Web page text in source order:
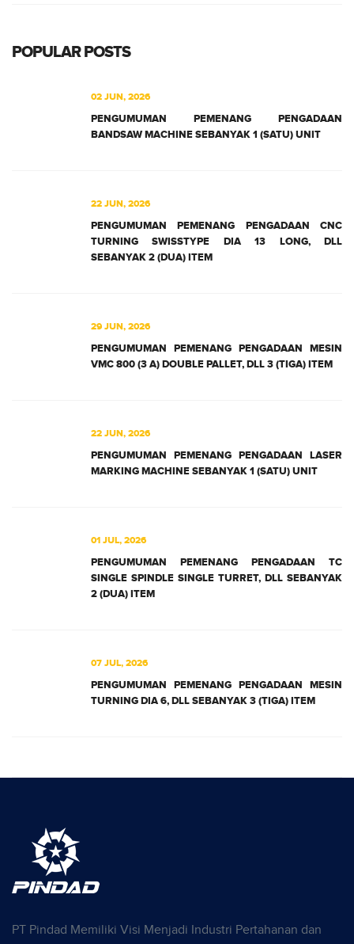
POPULAR POSTS
02 JUN, 2026
PENGUMUMAN PEMENANG PENGADAAN
BANDSAW MACHINE SEBANYAK 1 (SATU) UNIT
22 JUN, 2026
PENGUMUMAN PEMENANG PENGADAAN CNC
TURNING SWISSTYPE DIA 13 LONG, DLL
SEBANYAK 2 (DUA) ITEM
29 JUN, 2026
PENGUMUMAN PEMENANG PENGADAAN MESIN
VMC 800 (3 A) DOUBLE PALLET, DLL 3 (TIGA) ITEM
22 JUN, 2026
PENGUMUMAN PEMENANG PENGADAAN LASER
MARKING MACHINE SEBANYAK 1 (SATU) UNIT
01 JUL, 2026
PENGUMUMAN PEMENANG PENGADAAN TC
SINGLE SPINDLE SINGLE TURRET, DLL SEBANYAK
2 (DUA) ITEM
07 JUL, 2026
PENGUMUMAN PEMENANG PENGADAAN MESIN
TURNING DIA 6, DLL SEBANYAK 3 (TIGA) ITEM
PT Pindad Memiliki Visi Menjadi Industri Pertahanan dan